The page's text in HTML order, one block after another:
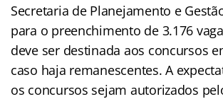
Secretaria de Planejamento e
para o preenchimento de 3.176
deve ser destinada aos concursos
caso haja remanescentes. A
os concursos sejam autorizados